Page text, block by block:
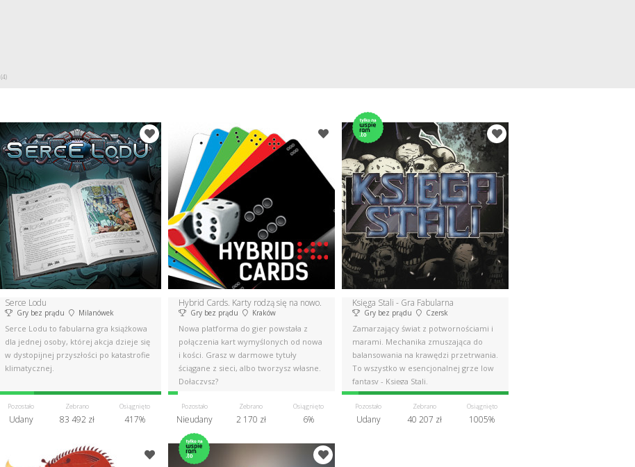
(4)
Serce Lodu
Gry bez prądu Milanówek
Serce Lodu to fabularna gra książkowa
dla jednej osoby, której akcja dzieje się
w dystopijnej przyszłości po katastrofie
klimatycznej.
Pozostało
Udany
Zebrano
83 492 zł
Osiągnięto
417%
Hybrid Cards. Karty rodzą się na nowo.
Gry bez prądu Kraków
Nowa platforma do gier powstała z
połączenia kart wymyślonych od nowa
i kości. Grasz w darmowe tytuły
ściągane z sieci, albo tworzysz własne.
Dołączysz?
Pozostało
Nieudany
Zebrano
2 170 zł
Osiągnięto
6%
Księga Stali - Gra Fabularna
Gry bez prądu Czersk
Zamarzający świat z potwornościami i
marami. Mechanika zmuszająca do
balansowania na krawędzi przetrwania.
To wszystko w esencjonalnej grze low
fantasy - Księga Stali.
Pozostało
Udany
Zebrano
40 207 zł
Osiągnięto
1005%